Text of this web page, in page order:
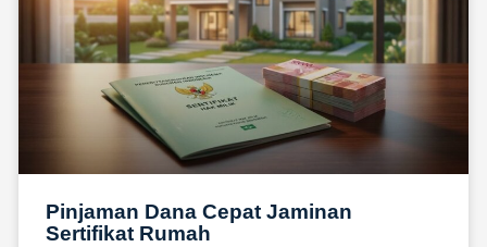
Pinjaman Dana Cepat Jaminan
Sertifikat Rumah